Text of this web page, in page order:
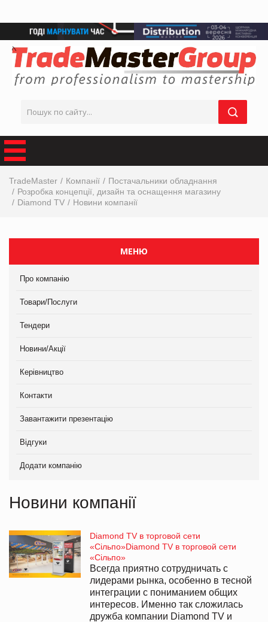
TradeMaster Компанії
Постачальники обладнання
Розробка концепції, дизайн та оснащення магазину
Diamond TV
Новини компанії
МЕНЮ
Про компанію
Товари/Послуги
Тендери
Новини/Акції
Керівництво
Контакти
Завантажити презентацію
Відгуки
Додати компанію
Новини компанії
Diamond TV в торговой сети
«Сільпо»Diamond TV в торговой сети
«Сільпо»
Всегда приятно сотрудничать с
лидерами рынка, особенно в тесной
интеграции с пониманием общих
интересов. Именно так сложилась
дружба компании Diamond TV и